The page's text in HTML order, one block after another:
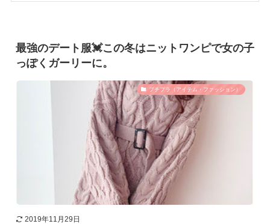
最強のデート服💓この冬はニットワンピで女の子
っぽくガーリーに。
プチプラ（アイテム・ファッション）
2019年11月29日